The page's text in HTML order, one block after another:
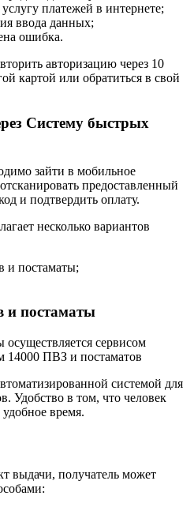
платежей в интернете;
ввода данных;
ошибка.
авторизацию через 10
картой или обратиться в свой
Систему быстрых
зайти в мобильное
предоставленный
и подтвердить оплату.
несколько вариантов
и постаматы;
и постаматы
сервисом
14000 ПВЗ и постаматов
системой для
Удобство в том, что человек
время.
выдачи, получатель может